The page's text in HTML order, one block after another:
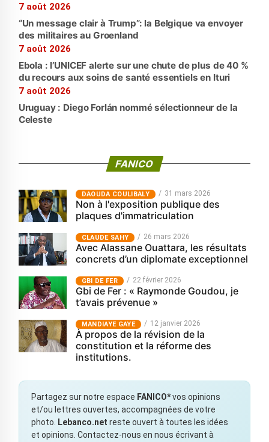
7 août 2026
“Un message clair à Trump”: la Belgique va envoyer
des militaires au Groenland
7 août 2026
Ebola : l’UNICEF alerte sur une chute de plus de 40 %
du recours aux soins de santé essentiels en Ituri
7 août 2026
Uruguay : Diego Forlán nommé sélectionneur de la
Celeste
FANICO
‎DAOUDA COULIBALY 31 mars 2026
Non à l'exposition publique des
plaques d'immatriculation
CLAUDE SAHY 26 mars 2026
Avec Alassane Ouattara, les résultats
concrets d’un diplomate exceptionnel
GBI DE FER 22 février 2026
Gbi de Fer : « Raymonde Goudou, je
t’avais prévenue »
MANDIAYE GAYE 12 janvier 2026
À propos de la révision de la
constitution et la réforme des
institutions.
Partagez sur notre espace FANICO*vos opinions
et/ou lettres ouvertes, accompagnées de votre
photo.
Lebanco.net reste ouvert à toutes les idées
et opinions. Contactez-nous en nous écrivant à